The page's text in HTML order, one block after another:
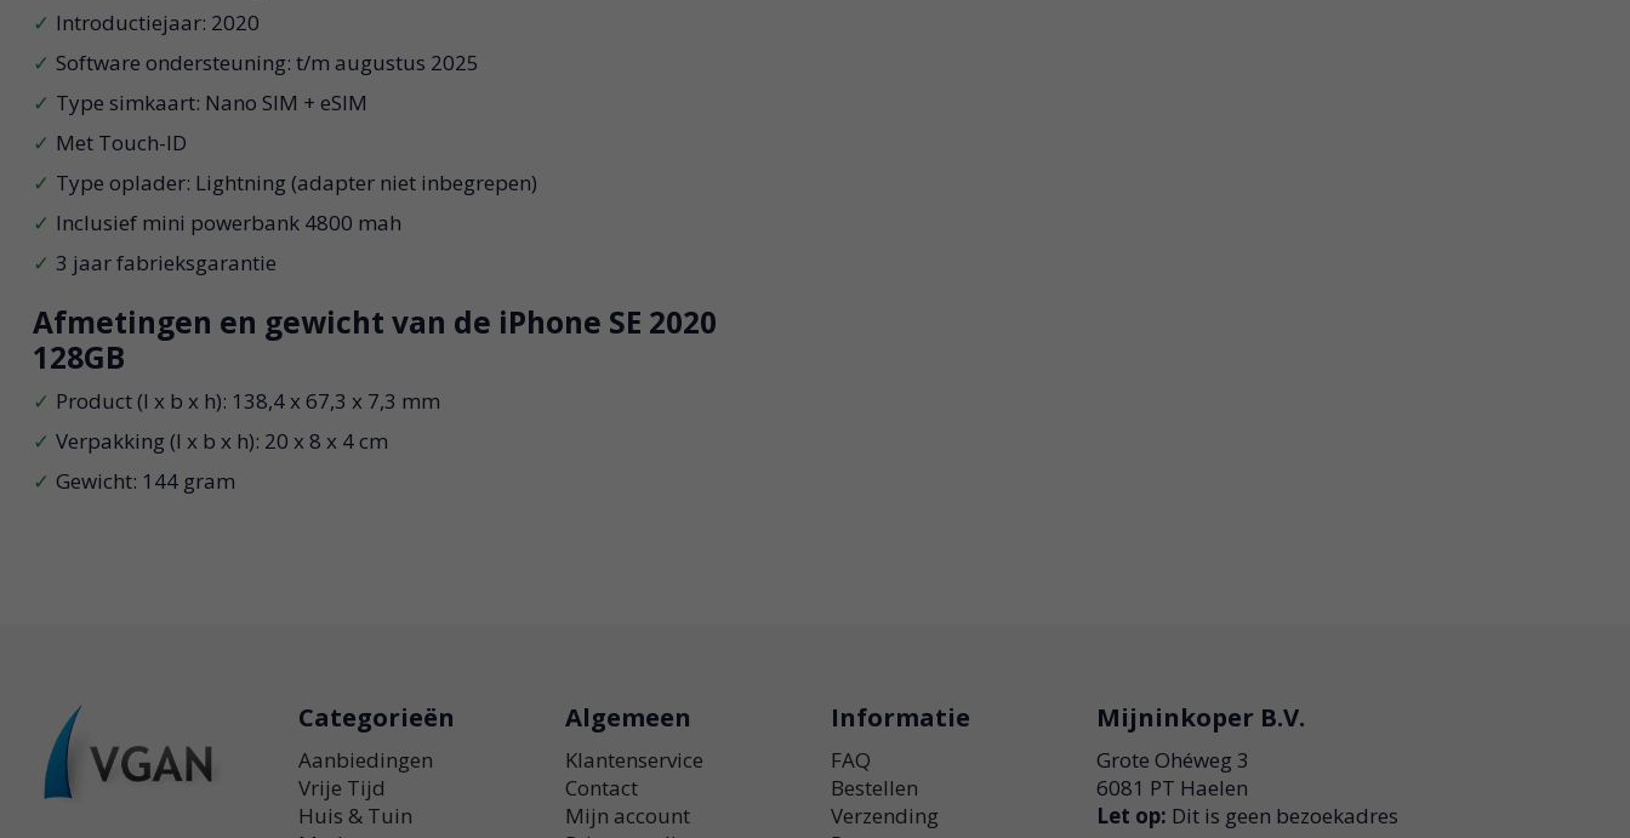
Introductiejaar: 2020
Software ondersteuning: t/m augustus 2025
Type simkaart: Nano SIM + eSIM
Met Touch-ID
Type oplader: Lightning (adapter niet inbegrepen)
Inclusief mini powerbank 4800 mah
3 jaar fabrieksgarantie
Afmetingen en gewicht van de iPhone SE 2020
128GB
Product (l x b x h): 138,4 x 67,3 x 7,3 mm
Verpakking (l x b x h): 20 x 8 x 4 cm
Gewicht: 144 gram
Categorieën
Aanbiedingen
Vrije Tijd
Huis & Tuin
Algemeen
Klantenservice
Contact
Mijn account
Informatie
FAQ
Bestellen
Verzending
Mijninkoper B.V.
Grote Ohéweg 3
6081 PT Haelen
Let op: Dit is geen bezoekadres